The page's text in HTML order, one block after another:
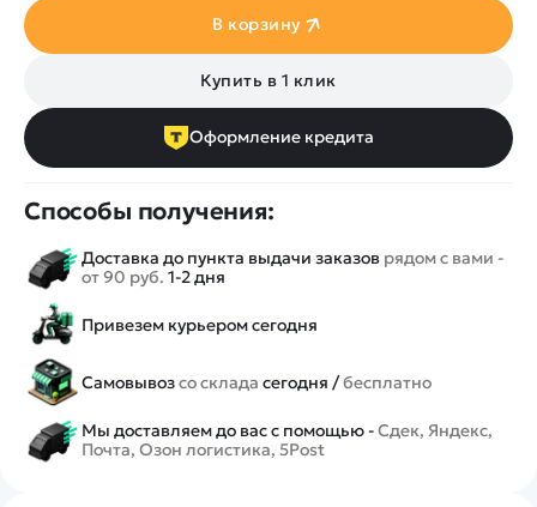
В корзину
Купить в 1 клик
Оформление кредита
Способы получения:
Доставка до пункта выдачи заказов рядом с вами -
от 90 руб. 1-2 дня
Привезем курьером сегодня
Самовывозсо склада сегодня /бесплатно
Мы доставляем до вас с помощью -Сдек, Яндекс,
Почта, Озон логистика, 5Post
Конструкторы
Запчасти для моделей